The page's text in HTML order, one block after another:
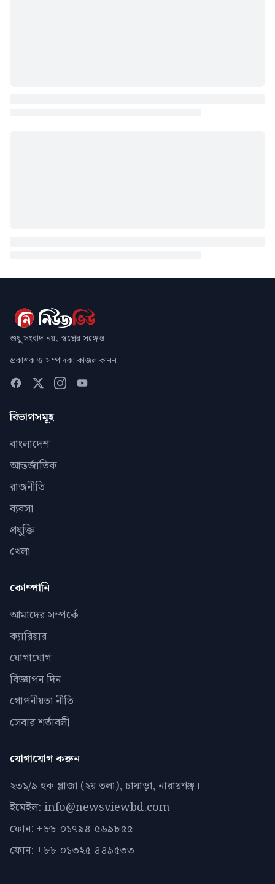
শুধু সংবাদ নয়, স্বপ্নের সঙ্গেও
প্রকাশক ও সম্পাদক: কাজল কানন
বিভাগসমূহ
বাংলাদেশ
আন্তর্জাতিক
রাজনীতি
ব্যবসা
প্রযুক্তি
খেলা
কোম্পানি
আমাদের সম্পর্কে
ক্যারিয়ার
যোগাযোগ
বিজ্ঞাপন দিন
গোপনীয়তা নীতি
সেবার শর্তাবলী
যোগাযোগ করুন
২৩১/৯ হক প্লাজা (২য় তলা), চাষাড়া, নারায়ণঞ্জ।
ইমেইল: info@newsviewbd.com
ফোন: +৮৮ ০১৭৯৪ ৫৬৯৮৫৫
ফোন: +৮৮ ০১৩২৫ ৪৪৯৫৩৩